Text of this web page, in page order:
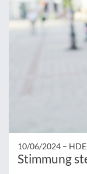
10/06/2024 –
Stimmung